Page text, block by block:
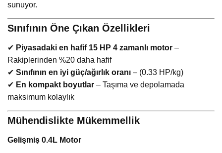
sunuyor.
Sınıfının Öne Çıkan Özellikleri
✔ Piyasadaki en hafif 15 HP 4 zamanlı motor –
Rakiplerinden %20 daha hafif
✔ Sınıfının en iyi güç/ağırlık oranı – (0.33 HP/kg)
✔ En kompakt boyutlar – Taşıma ve depolamada
maksimum kolaylık
Mühendislikte Mükemmellik
Gelişmiş 0.4L Motor